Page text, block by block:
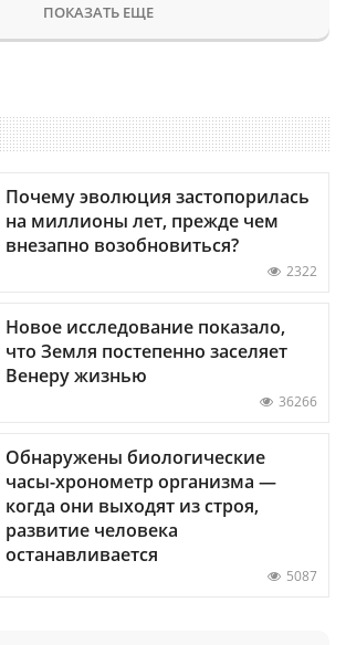
ПОКАЗАТЬ ЕЩЕ
Почему эволюция застопорилась
на миллионы лет, прежде чем
внезапно возобновиться?
2322
Новое исследование показало,
что Земля постепенно заселяет
Венеру жизнью
36266
Обнаружены биологические
часы-хронометр организма —
когда они выходят из строя,
развитие человека
останавливается
5087